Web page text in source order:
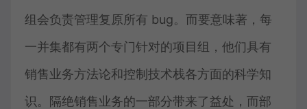
组会负责管理复原所有 bug。而要意味著，每
一并集都有两个专门针对的项目组，他们具有
销售业务方法论和控制技术栈各方面的科学知
识。隔绝销售业务的一部分带来了益处，而部